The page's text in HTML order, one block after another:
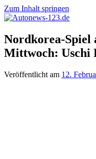
Zum Inhalt springen
Autonews-
123.de
Autonews
mit
Charme
Nordkorea-Spiel
Mittwoch: Uschi
Veröffentlicht am 12.